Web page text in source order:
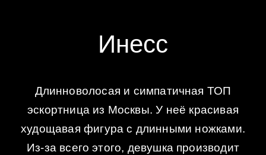
Инесс
Длинноволосая и симпатичная ТОП
эскортница из Москвы. У неё красивая
худощавая фигура с длинными ножками.
Из-за всего этого, девушка производит